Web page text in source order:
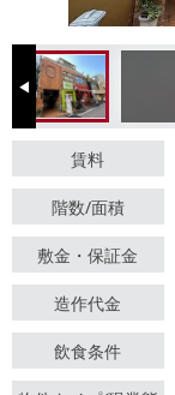
Previous
賃料
階数/面積
敷金・保証金
造作代金
飲食条件